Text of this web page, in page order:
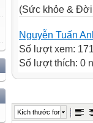
(Sức khỏe &
Nguyễn Tuấn
Số lượt xem:
Số lượt thích: 0
Kích thước font